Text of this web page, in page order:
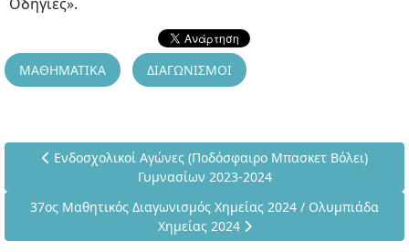
ΜΑΘΗΜΑΤΙΚΑ ΔΙΑΓΩΝΙΣΜΟΙ
Προηγούμενο άρθρο: Ενδοσχολικοί Αγώνες (Ποδόσφαιρο
Ενδοσχολικοί Αγώνες (Ποδόσφαιρο Μπασκετ Βόλει)
Γυμνασίων 2023-2024
Επόμενο άρθρο: 37ος Μαθητικός Διαγωνισμός Χημείας 2024
37ος Μαθητικός Διαγωνισμός Χημείας 2024 / Ολυμπιάδα
Χημείας 2024